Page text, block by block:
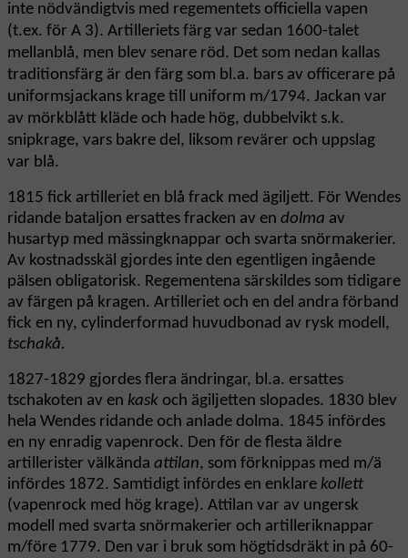
inte nödvändigtvis med regementets officiella vapen
(t.ex. för A 3). Artilleriets färg var sedan 1600-talet
mellanblå, men blev senare röd. Det som nedan kallas
traditionsfärg är den färg som bl.a. bars av officerare på
uniformsjackans krage till uniform m/1794. Jackan var
av mörkblått kläde och hade hög, dubbelvikt s.k.
snipkrage, vars bakre del, liksom revärer och uppslag
var blå.
1815 fick artilleriet en blå frack med ägiljett. För Wendes
ridande bataljon ersattes fracken av en dolma av
husartyp med mässingknappar och svarta snörmakerier.
Av kostnadsskäl gjordes inte den egentligen ingående
pälsen obligatorisk. Regementena särskildes som tidigare
av färgen på kragen. Artilleriet och en del andra förband
fick en ny, cylinderformad huvudbonad av rysk modell,
tschakå.
1827-1829 gjordes flera ändringar, bl.a. ersattes
tschakoten av en kask och ägiljetten slopades. 1830 blev
hela Wendes ridande och anlade dolma. 1845 infördes
en ny enradig vapenrock. Den för de flesta äldre
artillerister välkända attilan, som förknippas med m/ä
infördes 1872. Samtidigt infördes en enklare kollett
(vapenrock med hög krage). Attilan var av ungersk
modell med svarta snörmakerier och artilleriknappar
m/före 1779. Den var i bruk som högtidsdräkt in på 60-